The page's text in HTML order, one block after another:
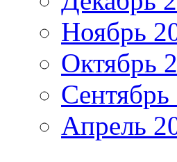
Ноябрь
Октябрь
Сентябрь
Апрель